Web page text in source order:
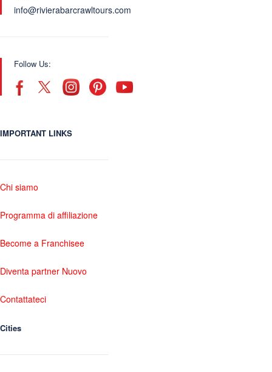
info@rivierabarcrawltours.com
Follow Us:
IMPORTANT LINKS
Chi siamo
Programma di affiliazione
Become a Franchisee
Diventa partner Nuovo
Contattateci
Cities